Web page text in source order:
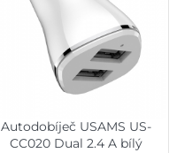
Autodobíječ USAMS US-
CC020 Dual 2.4 A bílý